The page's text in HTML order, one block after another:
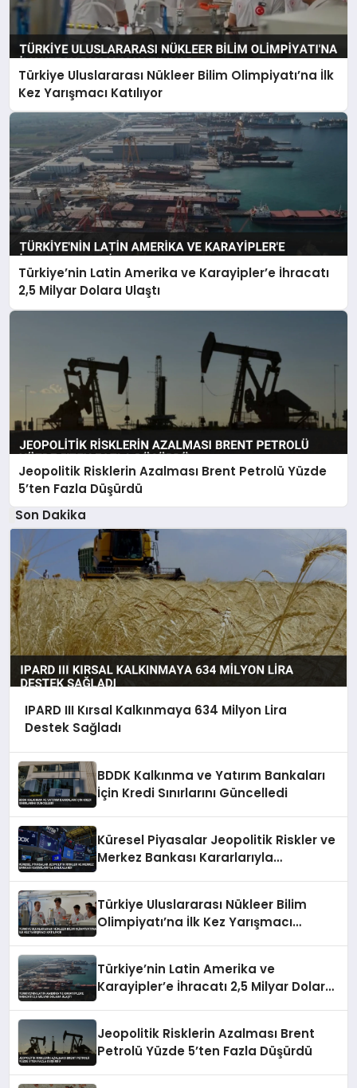
Türkiye Uluslararası Nükleer Bilim Olimpiyatı’na İlk
Kez Yarışmacı Katılıyor
Türkiye’nin Latin Amerika ve Karayipler’e İhracatı
2,5 Milyar Dolara Ulaştı
Jeopolitik Risklerin Azalması Brent Petrolü Yüzde
5’ten Fazla Düşürdü
Son Dakika
IPARD III Kırsal Kalkınmaya 634 Milyon Lira
Destek Sağladı
BDDK Kalkınma ve Yatırım Bankaları
İçin Kredi Sınırlarını Güncelledi
Küresel Piyasalar Jeopolitik Riskler ve
Merkez Bankası Kararlarıyla
Türkiye Uluslararası Nükleer Bilim
Olimpiyatı’na İlk Kez Yarışmacı
Türkiye’nin Latin Amerika ve
Karayipler’e İhracatı 2,5 Milyar Dolara
Jeopolitik Risklerin Azalması Brent
Petrolü Yüzde 5’ten Fazla Düşürdü